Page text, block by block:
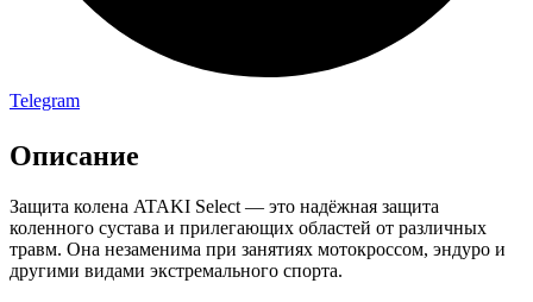
Telegram
Описание
Защита колена ATAKI Select — это надёжная защита
коленного сустава и прилегающих областей от различных
травм. Она незаменима при занятиях мотокроссом, эндуро и
другими видами экстремального спорта.